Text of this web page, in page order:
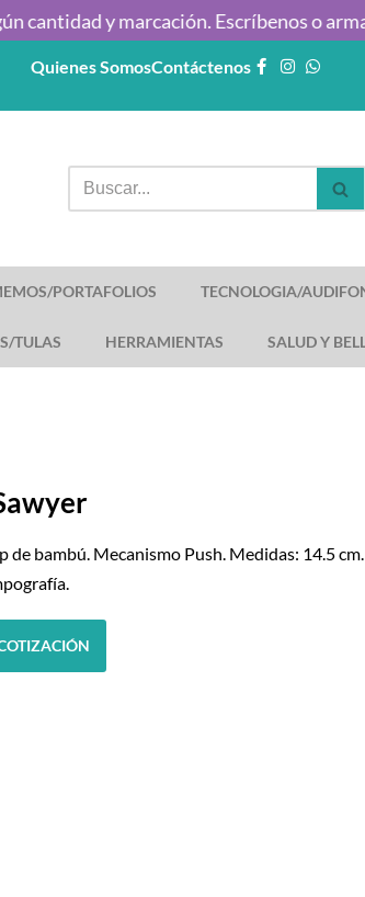
cantidad y marcación. Escríbenos o arma
Quienes SomosContáctenos
PORTAFOLIOS TECNOLOGIA/
TULAS HERRAMIENTAS SALUD Y
de bambú. Mecanismo Push. Medidas: 14.5